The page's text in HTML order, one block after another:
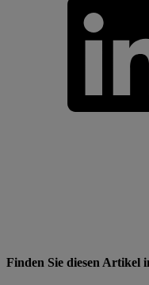
Finden Sie diesen Artikel